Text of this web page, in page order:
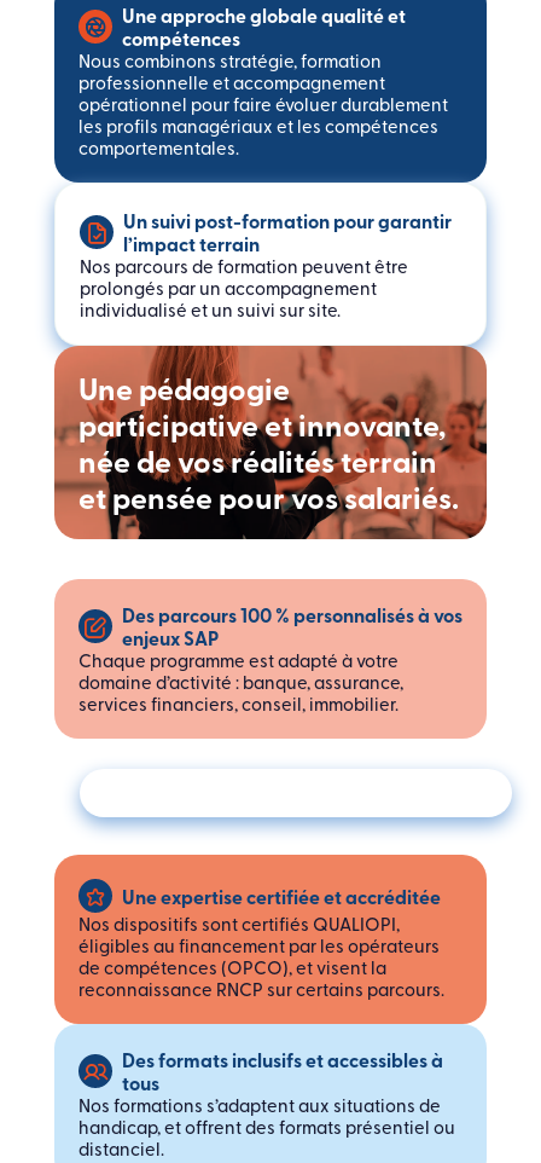
Une approche globale qualité et
compétences
Nous combinons stratégie, formation
professionnelle et accompagnement
opérationnel pour faire évoluer durablement
les profils managériaux et les compétences
comportementales.
Un suivi post-formation pour garantir
l’impact terrain
Nos parcours de formation peuvent être
prolongés par un accompagnement
individualisé et un suivi sur site.
Une pédagogie
participative et innovante,
née de vos réalités terrain
et pensée pour vos salariés.
Des parcours 100 % personnalisés à vos
enjeux SAP
Chaque programme est adapté à votre
domaine d’activité : banque, assurance,
services financiers, conseil, immobilier.
Une expertise certifiée et accréditée
Nos dispositifs sont certifiés QUALIOPI,
éligibles au financement par les opérateurs
de compétences (OPCO), et visent la
reconnaissance RNCP sur certains parcours.
Des formats inclusifs et accessibles à
tous
Nos formations s’adaptent aux situations de
handicap, et offrent des formats présentiel ou
distanciel.